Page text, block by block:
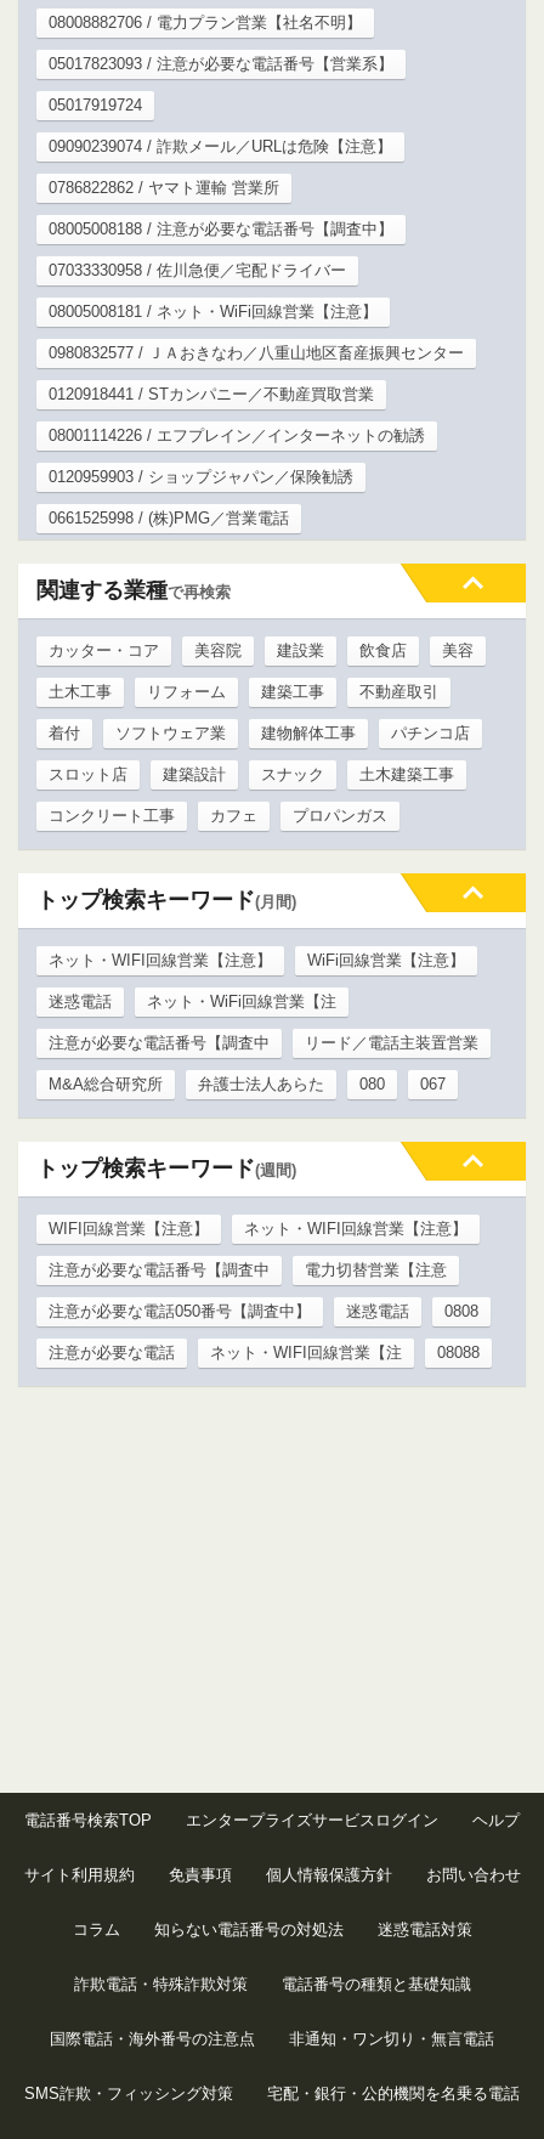
08008882706 / 電力プラン営業【社名不明】
05017823093 / 注意が必要な電話番号【営業系】
05017919724
09090239074 / 詐欺メール／URLは危険【注意】
0786822862 / ヤマト運輸 営業所
08005008188 / 注意が必要な電話番号【調査中】
07033330958 / 佐川急便／宅配ドライバー
08005008181 / ネット・WiFi回線営業【注意】
0980832577 / ＪＡおきなわ／八重山地区畜産振興センター
0120918441 / STカンパニー／不動産買取営業
08001114226 / エフプレイン／インターネットの勧誘
0120959903 / ショップジャパン／保険勧誘
0661525998 / (株)PMG／営業電話
関連する業種で再検索
カッター・コア 美容院 建設業 飲食店 美容
土木工事 リフォーム 建築工事 不動産取引
着付 ソフトウェア業 建物解体工事 パチンコ店
スロット店 建築設計 スナック 土木建築工事
コンクリート工事 カフェ プロパンガス
トップ検索キーワード(月間)
ネット・WIFI回線営業【注意】 WiFi回線営業【注意】
迷惑電話 ネット・WiFi回線営業【注
注意が必要な電話番号【調査中 リード／電話主装置営業
M&A総合研究所 弁護士法人あらた 080 067
トップ検索キーワード(週間)
WIFI回線営業【注意】 ネット・WIFI回線営業【注意】
注意が必要な電話番号【調査中 電力切替営業【注意
注意が必要な電話050番号【調査中】 迷惑電話 0808
注意が必要な電話 ネット・WIFI回線営業【注 08088
電話番号検索TOP エンタープライズサービスログイン ヘルプ
サイト利用規約 免責事項 個人情報保護方針 お問い合わせ
コラム 知らない電話番号の対処法 迷惑電話対策
詐欺電話・特殊詐欺対策 電話番号の種類と基礎知識
国際電話・海外番号の注意点 非通知・ワン切り・無言電話
SMS詐欺・フィッシング対策 宅配・銀行・公的機関を名乗る電話